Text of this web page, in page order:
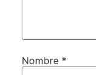
Nombre *